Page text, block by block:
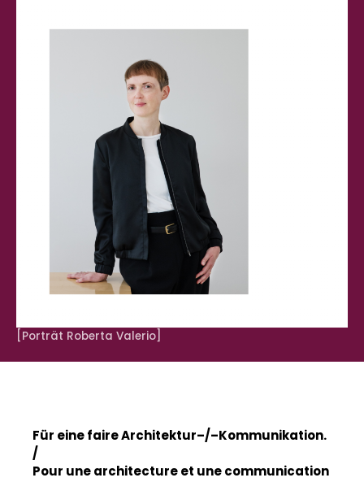
[Porträt Roberta Valerio]
Für eine faire Architektur–/–Kommunikation.
/
Pour une architecture et une communication